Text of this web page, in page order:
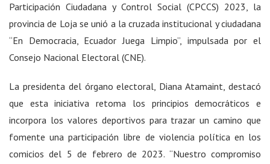
Participación Ciudadana y Control Social (CPCCS) 2023, la
provincia de Loja se unió a la cruzada institucional y ciudadana
“En Democracia, Ecuador Juega Limpio”, impulsada por el
Consejo Nacional Electoral (CNE).
La presidenta del órgano electoral, Diana Atamaint, destacó
que esta iniciativa retoma los principios democráticos e
incorpora los valores deportivos para trazar un camino que
fomente una participación libre de violencia política en los
comicios del 5 de febrero de 2023. “Nuestro compromiso